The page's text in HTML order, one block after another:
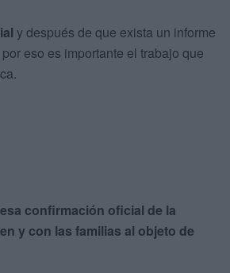
y después de que exista un informe
eso es importante el trabajo que
confirmación oficial de la
y con las familias al objeto de